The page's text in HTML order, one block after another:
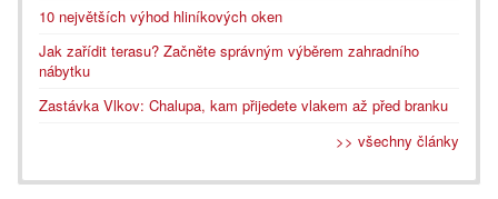
10 největších výhod hliníkových oken
Jak zařídit terasu? Začněte správným výběrem zahradního
nábytku
Zastávka Vlkov: Chalupa, kam přijedete vlakem až před branku
>> všechny články